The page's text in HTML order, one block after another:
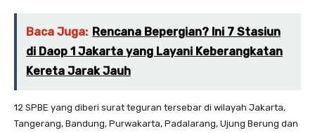
Baca Juga: Rencana Bepergian? Ini 7 Stasiun
di Daop 1 Jakarta yang Layani Keberangkatan
Kereta Jarak Jauh
12 SPBE yang diberi surat teguran tersebar di wilayah Jakarta,
Tangerang, Bandung, Purwakarta, Padalarang, Ujung Berung dan